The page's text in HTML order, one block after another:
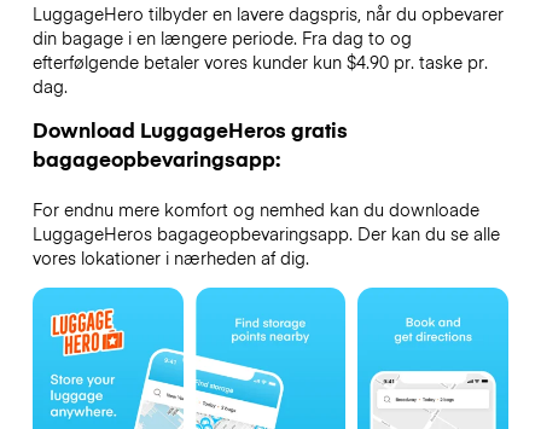
LuggageHero tilbyder en lavere dagspris, når du opbevarer
din bagage i en længere periode. Fra dag to og
efterfølgende betaler vores kunder kun $4.90 pr. taske pr.
dag.
Download LuggageHeros gratis
bagageopbevaringsapp:
For endnu mere komfort og nemhed kan du downloade
LuggageHeros bagageopbevaringsapp. Der kan du se alle
vores lokationer i nærheden af dig.